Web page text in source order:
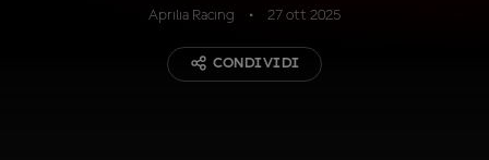
Aprilia Racing 27 ott 2025
CONDIVIDI